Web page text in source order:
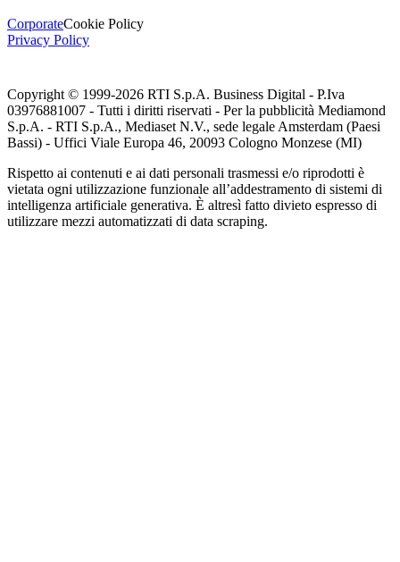
CorporateCookie Policy
Privacy Policy
Copyright © 1999-2026 RTI S.p.A. Business Digital - P.Iva
03976881007 - Tutti i diritti riservati - Per la pubblicità Mediamond
S.p.A. - RTI S.p.A., Mediaset N.V., sede legale Amsterdam (Paesi
Bassi) - Uffici Viale Europa 46, 20093 Cologno Monzese (MI)
Rispetto ai contenuti e ai dati personali trasmessi e/o riprodotti è
vietata ogni utilizzazione funzionale all’addestramento di sistemi di
intelligenza artificiale generativa. È altresì fatto divieto espresso di
utilizzare mezzi automatizzati di data scraping.